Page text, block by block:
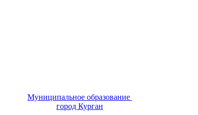
Муниципальное образование
город Курган